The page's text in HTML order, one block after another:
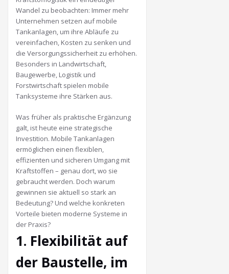
Wandel zu beobachten: Immer mehr
Unternehmen setzen auf mobile
Tankanlagen, um ihre Abläufe zu
vereinfachen, Kosten zu senken und
die Versorgungssicherheit zu erhöhen.
Besonders in Landwirtschaft,
Baugewerbe, Logistik und
Forstwirtschaft spielen mobile
Tanksysteme ihre Stärken aus.
Was früher als praktische Ergänzung
galt, ist heute eine strategische
Investition. Mobile Tankanlagen
ermöglichen einen flexiblen,
effizienten und sicheren Umgang mit
Kraftstoffen – genau dort, wo sie
gebraucht werden. Doch warum
gewinnen sie aktuell so stark an
Bedeutung? Und welche konkreten
Vorteile bieten moderne Systeme in
der Praxis?
1. Flexibilität auf
der Baustelle, im